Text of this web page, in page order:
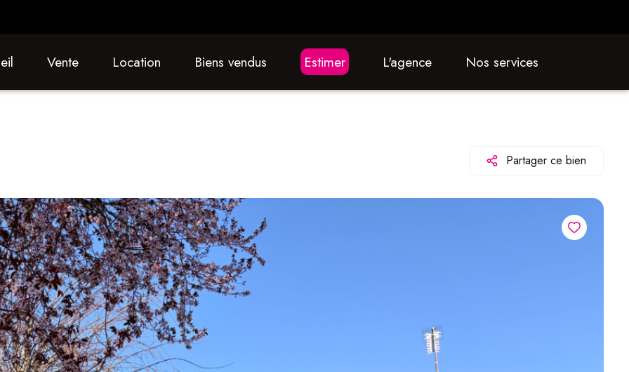
vente location biens vendus estimer L'agence nos services
Partager ce bien